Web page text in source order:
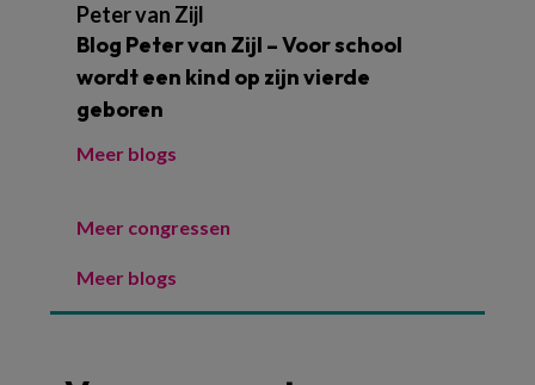
Peter van Zijl
Blog Peter van Zijl – Voor school
wordt een kind op zijn vierde
geboren
Meer blogs
Meer congressen
Meer blogs